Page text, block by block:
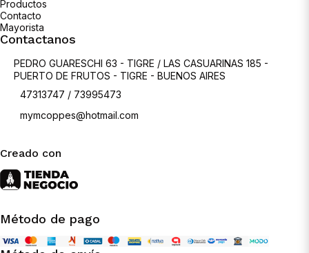
Productos
Contacto
Mayorista
Contactanos
PEDRO GUARESCHI 63 - TIGRE / LAS CASUARINAS 185 -
PUERTO DE FRUTOS - TIGRE - BUENOS AIRES
47313747 / 73995473
mymcoppes@hotmail.com
Creado con
Método de pago